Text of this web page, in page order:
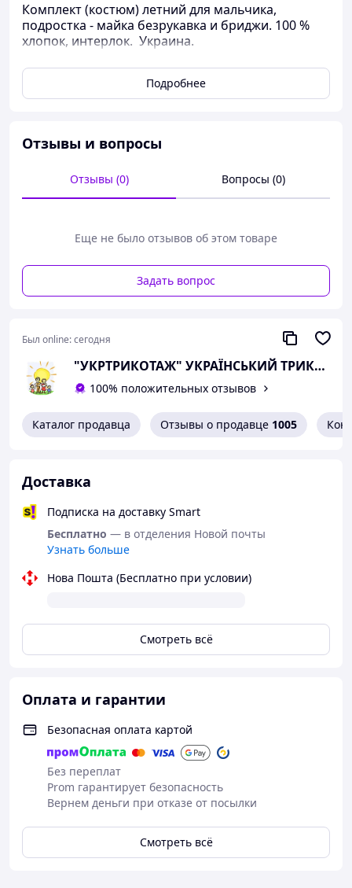
Комплект (костюм) летний для мальчика,
подростка - майка безрукавка и бриджи. 100 %
хлопок, интерлок. Украина.
Артикул: 00915
Таблица размеров одежды для детей
20 3 мес 62
24 9 мес 74
26 12 мес 80
32 5 лет 110
36 9 лет 134
костюмов.
Подробнее
Отзывы и вопросы
Отзывы (0) Вопросы (0)
Еще не было отзывов об этом товаре
Задать вопрос
Был online:сегодня
"УКРТРИКОТАЖ" УКРАЇНСЬКИЙ ТРИКОТАЖ ВІД ВИРОБНИКА © 2005 – 2026
100% положительных отзывов
Каталог продавца Отзывы о продавце 1005
Доставка
Подписка на доставку Smart
Бесплатно — в отделения Новой почты
Узнать больше
Нова Пошта (Бесплатно при условии)
Смотреть всё
Оплата и гарантии
Безопасная оплата картой
Без переплат
Prom гарантирует безопасность
Вернем деньги при отказе от посылки
Смотреть всё